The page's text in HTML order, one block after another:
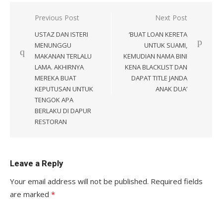
Post
navigation
Previous Post
USTAZ DAN ISTERI
MENUNGGU
MAKANAN TERLALU
LAMA. AKHIRNYA
MEREKA BUAT
KEPUTUSAN UNTUK
TENGOK APA
BERLAKU DI DAPUR
RESTORAN
Next Post
‘BUAT LOAN KERETA
UNTUK SUAMI,
KEMUDIAN NAMA BINI
KENA BLACKLIST DAN
DAPAT TITLE JANDA
ANAK DUA’
Leave a Reply
Your email address will not be published. Required fields
are marked *